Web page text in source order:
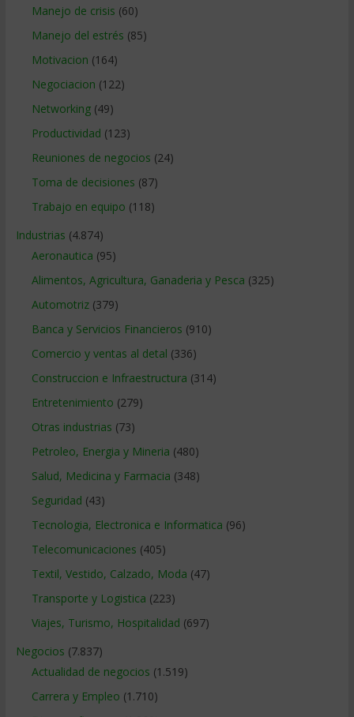
Manejo de crisis (60)
Manejo del estrés (85)
Motivacion (164)
Negociacion (122)
Networking(49)
Productividad (123)
Reuniones de negocios (24)
Toma de decisiones (87)
Trabajo en equipo (118)
Industrias (4.874)
Aeronautica (95)
Alimentos, Agricultura, Ganaderia y Pesca (325)
Automotriz(379)
Banca y Servicios Financieros (910)
Comercio y ventas al detal (336)
Construccion e Infraestructura (314)
Entretenimiento (279)
Otras industrias (73)
Petroleo, Energia y Mineria (480)
Salud, Medicina y Farmacia (348)
Seguridad (43)
Tecnologia, Electronica e Informatica (96)
Telecomunicaciones (405)
Textil, Vestido, Calzado, Moda (47)
Transporte y Logistica (223)
Viajes, Turismo, Hospitalidad (697)
Negocios (7.837)
Actualidad de negocios (1.519)
Carrera y Empleo (1.710)